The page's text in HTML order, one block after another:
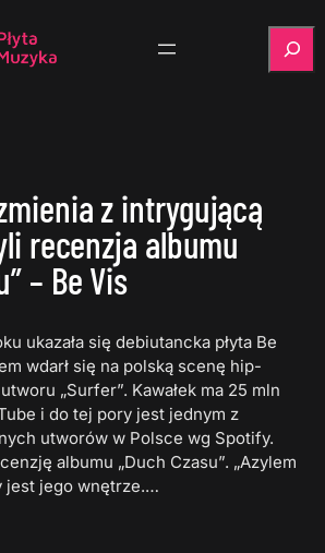
z intrygującą
recenzja albumu
– Be Vis
ukazała się debiutancka płyta Be
wdarł się na polską scenę hip-
„Surfer”. Kawałek ma 25 mln
i do tej pory jest jednym z
utworów w Polsce wg Spotify.
albumu „Duch Czasu”. „Azylem
jest jego wnętrze.…